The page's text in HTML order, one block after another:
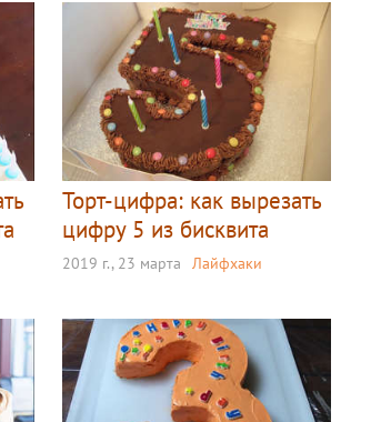
Торт-цифра: как вырезать
цифру 5 из бисквита
2019 г., 23 марта Лайфхаки